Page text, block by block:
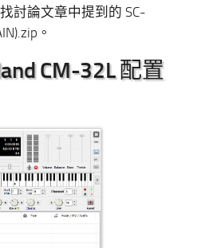
討論文章中提到的 SC-
。
CM-32L 配置